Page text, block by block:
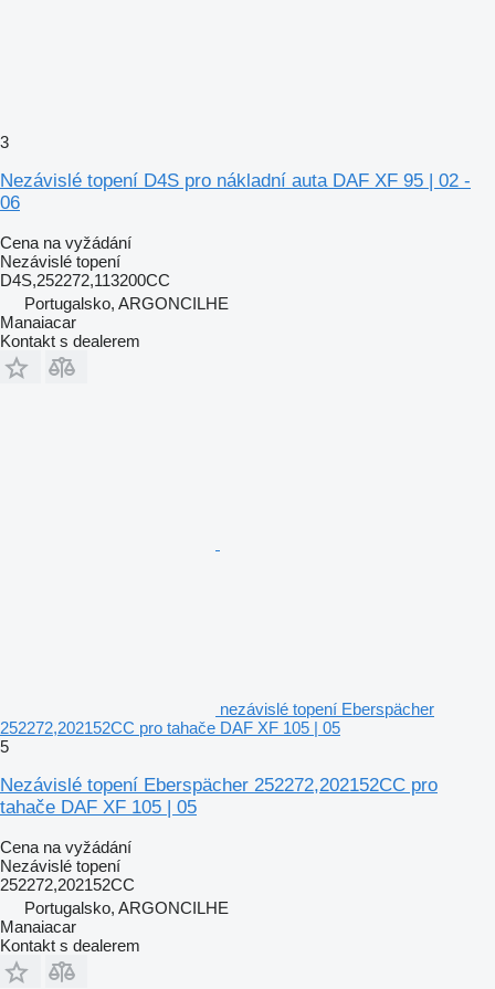
3
Nezávislé topení D4S pro nákladní auta DAF XF 95 | 02 -
06
Cena na vyžádání
Nezávislé topení
D4S,252272,113200CC
Portugalsko, ARGONCILHE
Manaiacar
Kontakt s dealerem
nezávislé topení Eberspächer
252272,202152CC pro tahače DAF XF 105 | 05
5
Nezávislé topení Eberspächer 252272,202152CC pro
tahače DAF XF 105 | 05
Cena na vyžádání
Nezávislé topení
252272,202152CC
Portugalsko, ARGONCILHE
Manaiacar
Kontakt s dealerem